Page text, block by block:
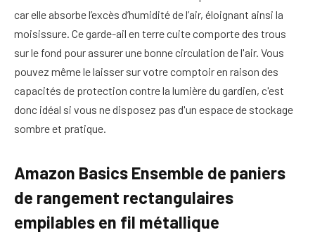
car elle absorbe l’excès d’humidité de l’air, éloignant ainsi la
moisissure. Ce garde-ail en terre cuite comporte des trous
sur le fond pour assurer une bonne circulation de l'air. Vous
pouvez même le laisser sur votre comptoir en raison des
capacités de protection contre la lumière du gardien, c'est
donc idéal si vous ne disposez pas d'un espace de stockage
sombre et pratique.
Amazon Basics Ensemble de paniers
de rangement rectangulaires
empilables en fil métallique